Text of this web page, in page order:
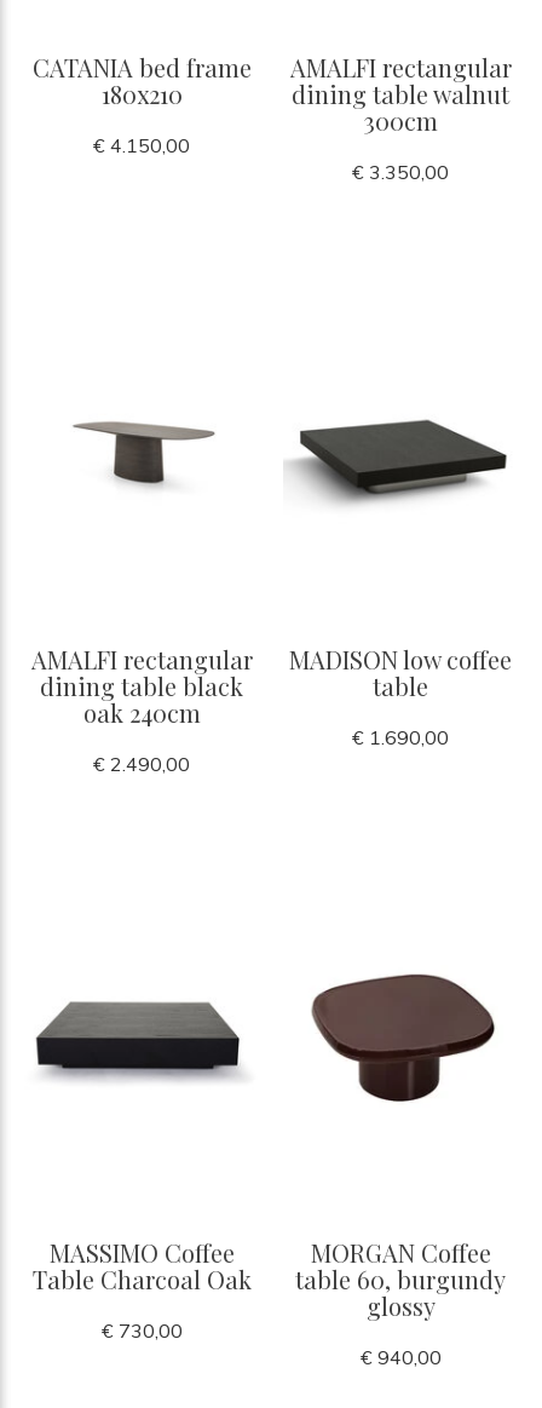
CATANIA bed frame
180x210
€ 4.150,00
AMALFI rectangular
dining table walnut
300cm
€ 3.350,00
AMALFI rectangular
dining table black
oak 240cm
€ 2.490,00
MADISON low coffee
table
€ 1.690,00
MASSIMO Coffee
Table Charcoal Oak
€ 730,00
MORGAN Coffee
table 60, burgundy
glossy
€ 940,00